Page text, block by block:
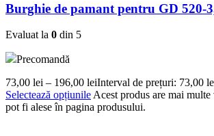
Burghie de pamant pentru GD 520-
Evaluat la 0 din 5
Precomandă
73,00 lei – 196,00 leiInterval de prețuri: 73,00
Selectează opțiunileAcest produs are mai
pot fi alese în pagina produsului.